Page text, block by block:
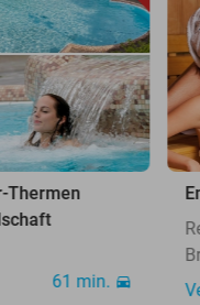
Thermen
61 min.